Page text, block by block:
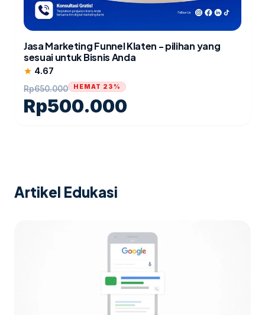
Jasa Marketing Funnel Klaten - pilihan yang
sesuai untuk Bisnis Anda
star 4.67
Rp650.000
Rp500.000
HEMAT 23%
Artikel Edukasi